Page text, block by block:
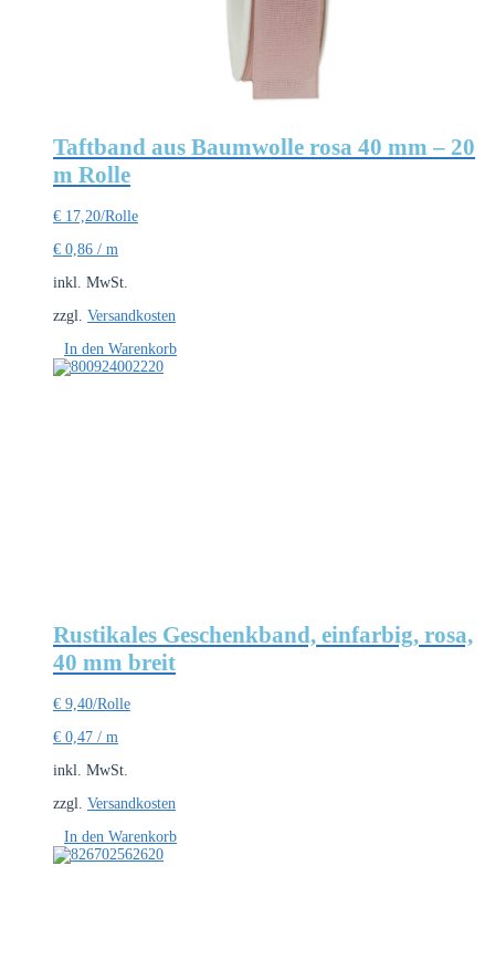
Taftband aus Baumwolle rosa 40 mm – 20
m Rolle
€ 17,20/Rolle
€ 0,86 / m
inkl. MwSt.
zzgl. Versandkosten
In den Warenkorb
Rustikales Geschenkband, einfarbig, rosa,
40 mm breit
€ 9,40/Rolle
€ 0,47 / m
inkl. MwSt.
zzgl. Versandkosten
In den Warenkorb